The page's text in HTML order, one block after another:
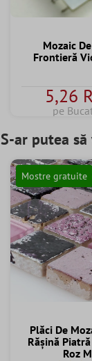
Mozaic
Frontieră
5,26
pe
S-ar putea
Mostre gratuite
Plăci De
Răşină
Roz